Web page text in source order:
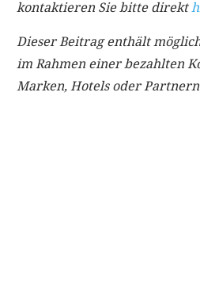
kontaktieren Sie bitte direkt
Dieser Beitrag enthält
im Rahmen einer bezahlten
Marken, Hotels oder